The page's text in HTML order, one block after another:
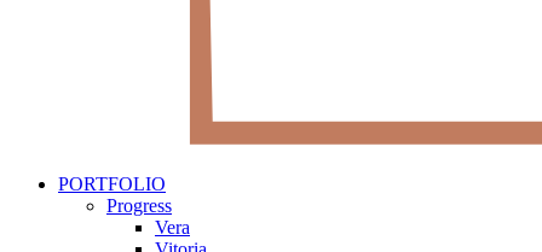
PORTFOLIO
Progress
Vera